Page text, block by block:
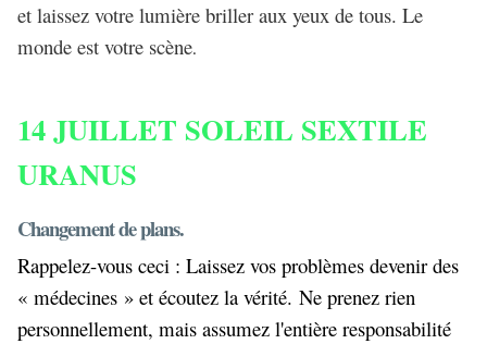
et laissez votre lumière briller aux yeux de tous. Le
monde est votre scène.
14 JUILLET SOLEIL SEXTILE
URANUS
Changement de plans.
Rappelez-vous ceci : Laissez vos problèmes devenir des
« médecines » et écoutez la vérité. Ne prenez rien
personnellement, mais assumez l'entière responsabilité